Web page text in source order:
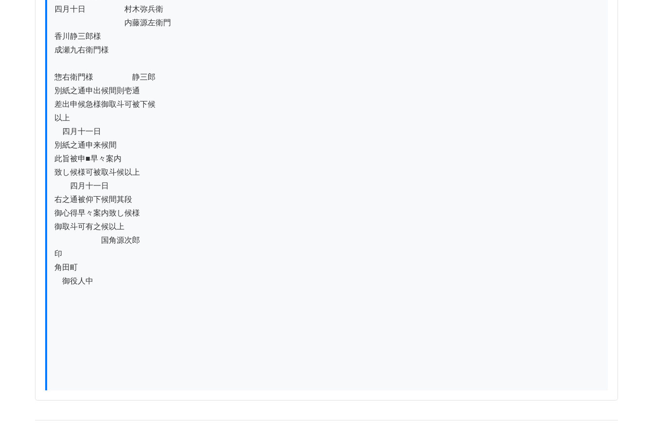
四月十日　　　　　村木弥兵衛
内藤源左衛門
香川静三郎様
成瀬九右衛門様
惣右衛門様　　　　　静三郎
別紙之通申出候間則壱通
差出申候急様御取斗可被下候
以上
四月十一日
別紙之通申来候間
此旨被申■早々案内
致し候様可被取斗候以上
四月十一日
右之通被仰下候間其段
御心得早々案内致し候様
御取斗可有之候以上
国角源次郎
印
角田町
御役人中